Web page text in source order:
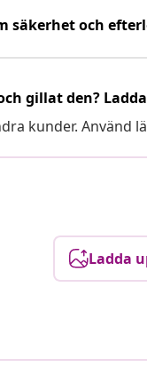
säkerhet och
gillat den?
kunder. Använd
Ladda